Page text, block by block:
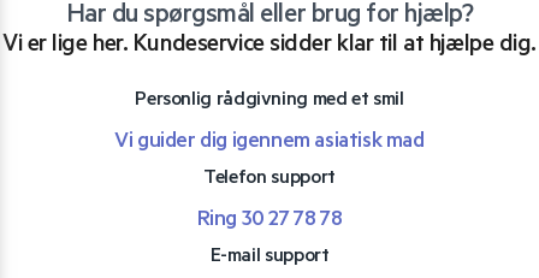
Har du spørgsmål eller brug for hjælp?
Vi er lige her. Kundeservice sidder klar til at hjælpe dig.
Personlig rådgivning med et smil
Vi guider dig igennem asiatisk mad
Telefon support
Ring 30 27 78 78
E-mail support